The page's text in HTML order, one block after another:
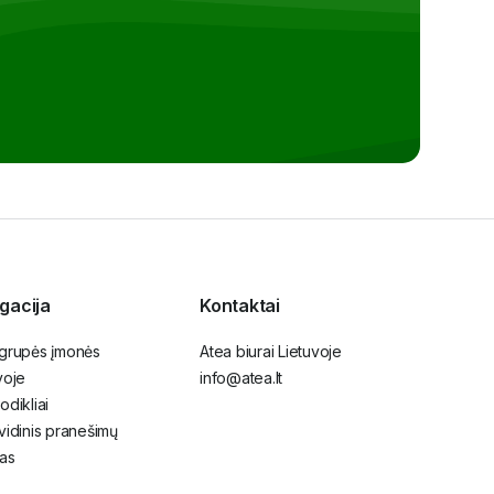
įmonės
pranešimų
Kontaktai
Atea biurai Lietuvoje
info@atea.lt